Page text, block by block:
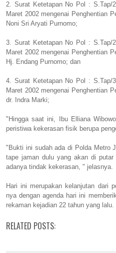
2. Surat Ketetapan No Pol : S.Tap/
Maret 2002 mengenai Penghentian
Noni Sri Aryati Purnomo;
3. Surat Ketetapan No Pol : S.Tap/
Maret 2002 mengenai Penghentian
Hj. Endang Purnomo; dan
4. Surat Ketetapan No Pol : S.Tap/
Maret 2002 mengenai Penghentian
dr. Indra Marki;
"Hingga saat ini, Ibu Elliana
peristiwa kekerasan fisik berupa
"Bukti ini sudah ada di Polda Metro
tape jaman dulu yang akan di
adanya tindak kekerasan, " jelasnya.
Hari ini merupakan kelanjutan dari
nya dengan agenda hari ini
rekaman kejadian 22 tahun yang lalu.
RELATED POSTS: